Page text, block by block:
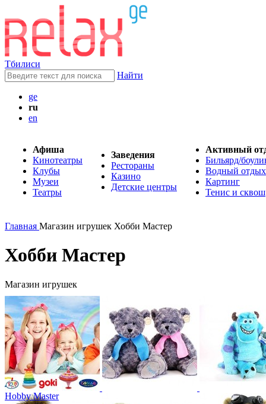
Тбилиси
Найти
ge
ru
en
Афиша
Кинотеатры
Клубы
Музеи
Театры
Заведения
Рестораны
Казино
Детские центры
Активный
Бильярд/
Водный отдых
Картинг
Тенис и сквош
Главная Магазин игрушек Хобби Мастер
Хобби Мастер
Магазин игрушек
Hobby Master